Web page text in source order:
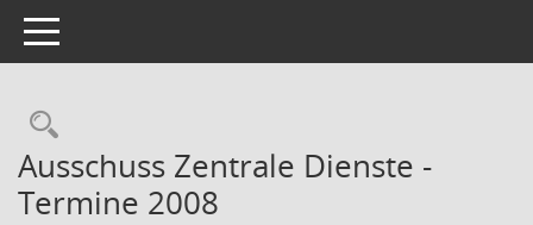
Toggle navigation
Rechercheauswahl
Ausschuss Zentrale Dienste -
Termine 2008